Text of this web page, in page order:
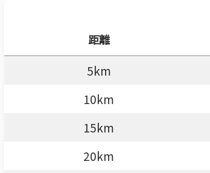
距離
5km
10km
15km
20km